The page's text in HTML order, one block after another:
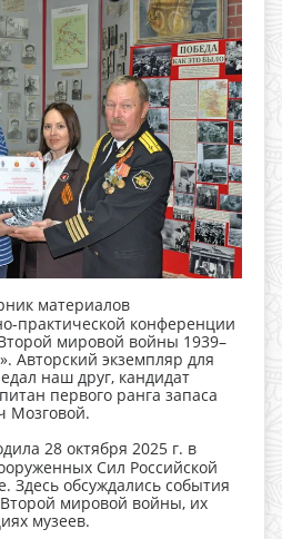
материалов
практической конференции
мировой войны 1939–
Авторский экземпляр для
наш друг, кандидат
первого ранга запаса
Мозговой.
28 октября 2025 г. в
Сил Российской
Здесь обсуждались события
мировой войны, их
музеев.